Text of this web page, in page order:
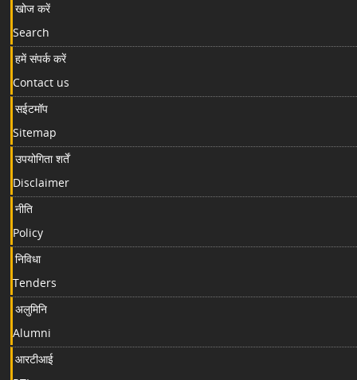
खोज करें
Search
हमें संपर्क करें
Contact us
सईटमॉप
Sitemap
उपयोगिता शर्तें
Disclaimer
नीति
Policy
निविधा
Tenders
अलुमिनि
Alumni
आरटीआई